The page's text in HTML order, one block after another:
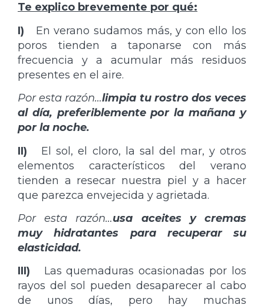
Te explico brevemente por qué:
I) En verano sudamos más, y con ello los
poros tienden a taponarse con más
frecuencia y a acumular más residuos
presentes en el aire.
Por esta razón…limpia tu rostro dos veces
al día, preferiblemente por la mañana y
por la noche.
II) El sol, el cloro, la sal del mar, y otros
elementos característicos del verano
tienden a resecar nuestra piel y a hacer
que parezca envejecida y agrietada.
Por esta razón…usa aceites y cremas
muy hidratantes para recuperar su
elasticidad.
III) Las quemaduras ocasionadas por los
rayos del sol pueden desaparecer al cabo
de unos días, pero hay muchas